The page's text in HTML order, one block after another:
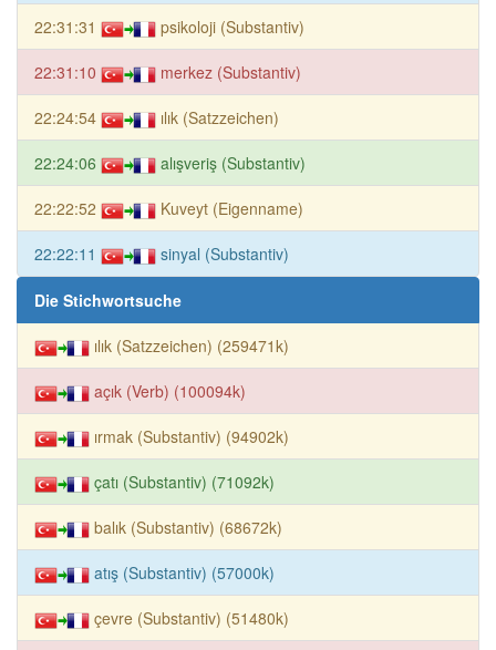
22:31:31 psikoloji (Substantiv)
22:31:10 merkez (Substantiv)
22:24:54 ılık (Satzzeichen)
22:24:06 alışveriş (Substantiv)
22:22:52 Kuveyt (Eigenname)
22:22:11 sinyal (Substantiv)
Die Stichwortsuche
ılık (Satzzeichen) (259471k)
açık (Verb) (100094k)
ırmak (Substantiv) (94902k)
çatı (Substantiv) (71092k)
balık (Substantiv) (68672k)
atış (Substantiv) (57000k)
çevre (Substantiv) (51480k)